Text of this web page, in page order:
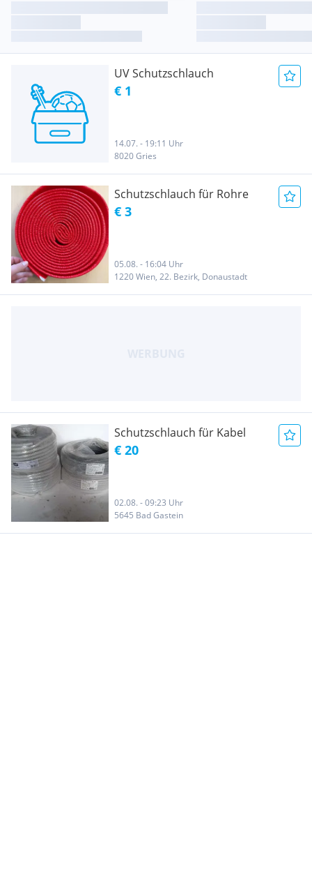
UV Schutzschlauch
€ 1
14.07. - 19:11 Uhr
8020 Gries
Schutzschlauch für Rohre
€ 3
05.08. - 16:04 Uhr
1220 Wien, 22. Bezirk, Donaustadt
Schutzschlauch für Kabel
€ 20
02.08. - 09:23 Uhr
5645 Bad Gastein